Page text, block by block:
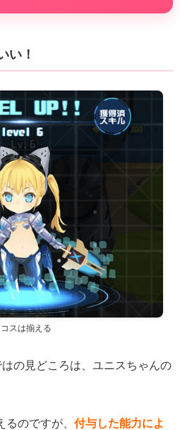
い！
スは揃える
の見どころは、ユニスちゃんの
のですが、 付与した能力によ